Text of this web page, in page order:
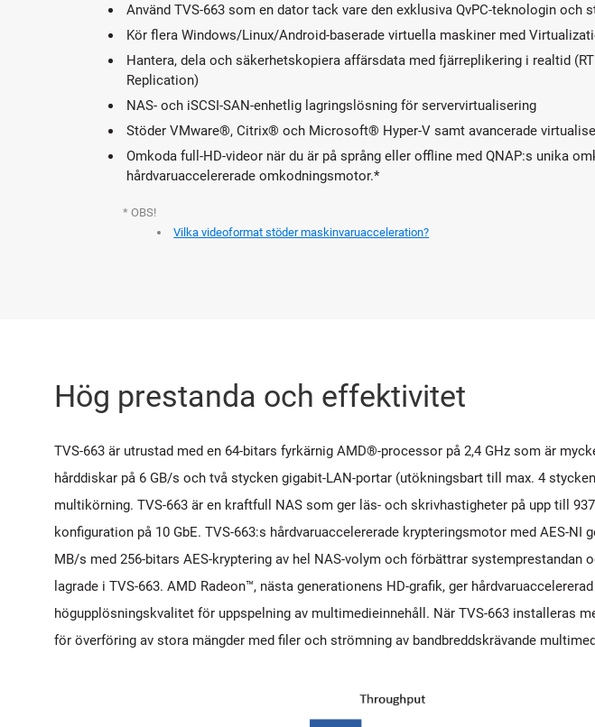
Använd TVS-663 som en dator tack vare den exklusiva QvPC-teknologin och
Kör flera Windows/Linux/Android-baserade virtuella maskiner med
Hantera, dela och säkerhetskopiera affärsdata med fjärreplikering i realtid
Replication)
NAS- och iSCSI-SAN-enhetlig lagringslösning för servervirtualisering
Stöder VMware®, Citrix® och Microsoft® Hyper-V samt avancerade
Omkoda full-HD-videor när du är på språng eller offline med QNAP:s unika
hårdvaruaccelererade omkodningsmotor.*
* OBS!
Vilka videoformat stöder maskinvaruacceleration?
Hög prestanda och effektivitet
TVS-663 är utrustad med en 64-bitars fyrkärnig AMD®-processor på 2,4 GHz som är
hårddiskar på 6 GB/s och två stycken gigabit-LAN-portar (utökningsbart till max. 4
multikörning. TVS-663 är en kraftfull NAS som ger läs- och skrivhastigheter på upp till
konfiguration på 10 GbE. TVS-663:s hårdvaruaccelererade krypteringsmotor med AES-
MB/s med 256-bitars AES-kryptering av hel NAS-volym och förbättrar
lagrade i TVS-663. AMD Radeon™, nästa generationens HD-grafik, ger
högupplösningskvalitet för uppspelning av multimedieinnehåll. När TVS-663 installeras
för överföring av stora mängder med filer och strömning av bandbreddskrävande